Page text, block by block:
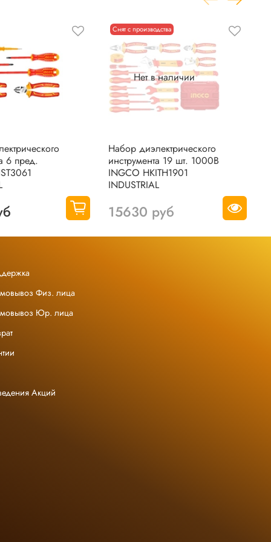
6 пред.
Нет в наличии
Снят с производства
Набор диэлектрического
инструмента 19 шт. 1000В
INGCO HKITH1901
INDUSTRIAL
15630 руб
Физ. лица
Юр. лица
Акций